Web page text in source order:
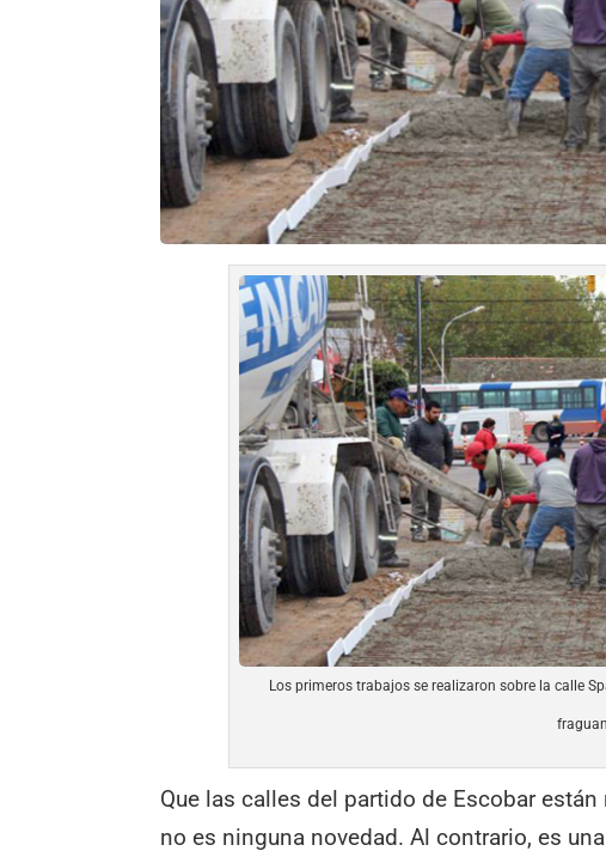
Los primeros trabajos se realizaron sobre la calle
Que las calles del partido de Escobar
no es ninguna novedad. Al contrario, es